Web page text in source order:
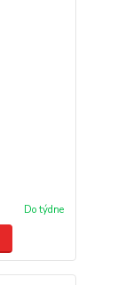
Do týdne